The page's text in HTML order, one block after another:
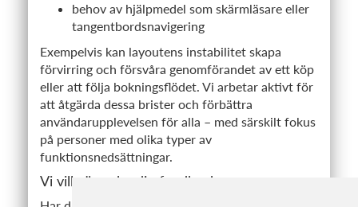
behov av hjälpmedel som skärmläsare eller
tangentbordsnavigering
Exempelvis kan layoutens instabilitet skapa
förvirring och försvåra genomförandet av ett köp
eller att följa bokningsflödet. Vi arbetar aktivt för
att åtgärda dessa brister och förbättra
användarupplevelsen för alla – med särskilt fokus
på personer med olika typer av
funktionsnedsättningar.
Vi vill gärna ha din feedback